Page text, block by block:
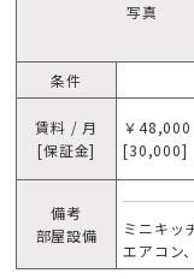
写真
条件
賃料 / 月
[保証金]
￥48,000
[30,000]
備考
部屋設備
ミニキッ
エアコン